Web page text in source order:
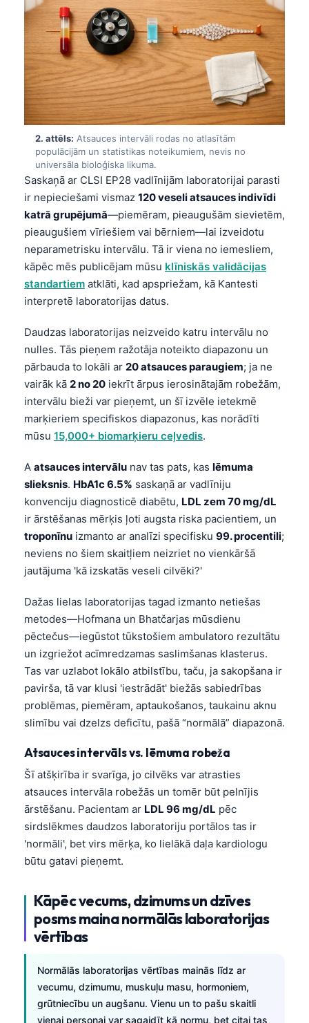
2. attēls: Atsauces intervāli rodas no atlasītām
populācijām un statistikas noteikumiem, nevis no
universāla bioloģiska likuma.
Saskaņā ar CLSI EP28 vadlīnijām laboratorijai parasti
ir nepieciešami vismaz 120 veseli atsauces indivīdi
katrā grupējumā—piemēram, pieaugušām sievietēm,
pieaugušiem vīriešiem vai bērniem—lai izveidotu
neparametrisku intervālu. Tā ir viena no iemesliem,
kāpēc mēs publicējam mūsu klīniskās validācijas
standartiem atklāti, kad apspriežam, kā Kantesti
interpretē laboratorijas datus.
Daudzas laboratorijas neizveido katru intervālu no
nulles. Tās pieņem ražotāja noteikto diapazonu un
pārbauda to lokāli ar 20 atsauces paraugiem; ja ne
vairāk kā 2 no 20 iekrīt ārpus ierosinātajām robežām,
intervālu bieži var pieņemt, un šī izvēle ietekmē
marķieriem specifiskos diapazonus, kas norādīti
mūsu 15,000+ biomarķieru ceļvedis.
A atsauces intervālu nav tas pats, kas lēmuma
slieksnis. HbA1c 6.5% saskaņā ar vadlīniju
konvenciju diagnosticē diabētu, LDL zem 70 mg/dL
ir ārstēšanas mērķis ļoti augsta riska pacientiem, un
troponīnu izmanto ar analīzi specifisku 99. procentili;
neviens no šiem skaitļiem neizriet no vienkāršā
jautājuma 'kā izskatās veseli cilvēki?'
Dažas lielas laboratorijas tagad izmanto netiešas
metodes—Hofmana un Bhatčarjas mūsdienu
pēctečus—iegūstot tūkstošiem ambulatoro rezultātu
un izgriežot acīmredzamas saslimšanas klasterus.
Tas var uzlabot lokālo atbilstību, taču, ja sakopšana ir
pavirša, tā var klusi 'iestrādāt' biežās sabiedrības
problēmas, piemēram, aptaukošanos, taukainu aknu
slimību vai dzelzs deficītu, pašā “normālā” diapazonā.
Atsauces intervāls vs. lēmuma robeža
Šī atšķirība ir svarīga, jo cilvēks var atrasties
atsauces intervāla robežās un tomēr būt pelnījis
ārstēšanu. Pacientam ar LDL 96 mg/dL pēc
sirdslēkmes daudzos laboratoriju portālos tas ir
'normāli', bet virs mērķa, ko lielākā daļa kardiologu
būtu gatavi pieņemt.
Kāpēc vecums, dzimums un dzīves
posms maina normālās laboratorijas
vērtības
Normālās laboratorijas vērtības mainās līdz ar
vecumu, dzimumu, muskuļu masu, hormoniem,
grūtniecību un augšanu. Vienu un to pašu skaitli
vienai personai var sagaidīt kā normu, bet citai tas